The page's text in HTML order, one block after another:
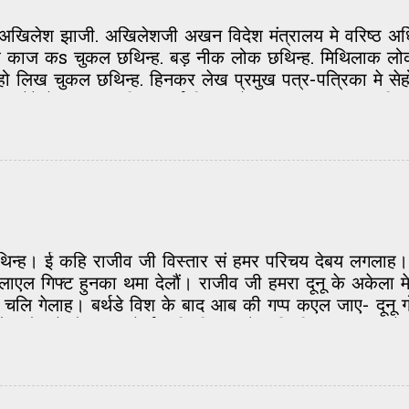
झाजी. अखिलेशजी अखन विदेश मंत्रालय मे वरिष्ठ
काज कs चुकल छथिन्ह. बड़ नीक लोक छथिन्ह. मिथिलाक
लिख चुकल छथिन्ह. हिनकर लेख प्रमुख पत्र-पत्रिका मे
हुनकर जीवन यात्रा... संगीत के सफर के खूबसूरती सं शब्द
के लोक सेहो छलखिन्ह. मेंहदी हसन के पुत्र शहजाद
ई कहि राजीव जी विस्तार सं हमर परिचय देबय
गिफ्ट हुनका थमा देलौं। राजीव जी हमरा दूनू के
गेलाह। बर्थडे विश के बाद आब की गप्प कएल जाए-
शेखर सं गप्प करैत देख, राजीव जी हमरा अपन आओर